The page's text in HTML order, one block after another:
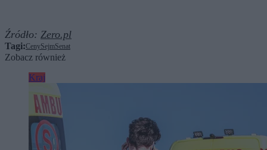
Źródło: Zero.pl
Tagi:CenySejmSenat
Zobacz również
Kraj